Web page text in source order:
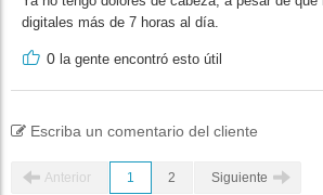
digitales más de 7 horas al día.
0 la gente encontró esto útil
Escriba un comentario del cliente
Anterior 1 2 Siguiente